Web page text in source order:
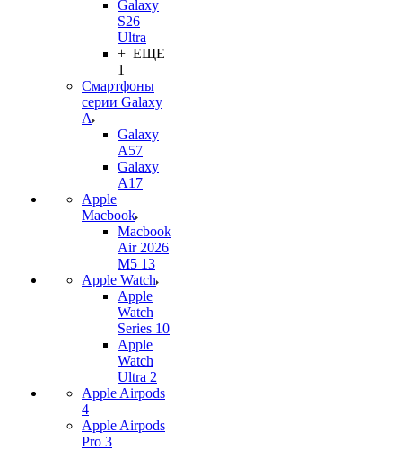
Galaxy
S26
Ultra
+ ЕЩЕ
1
Смартфоны
серии Galaxy
A
Galaxy
A57
Galaxy
A17
Apple
Macbook
Macbook
Air 2026
M5 13
Apple Watch
Apple
Watch
Series 10
Apple
Watch
Ultra 2
Apple Airpods
4
Apple Airpods
Pro 3